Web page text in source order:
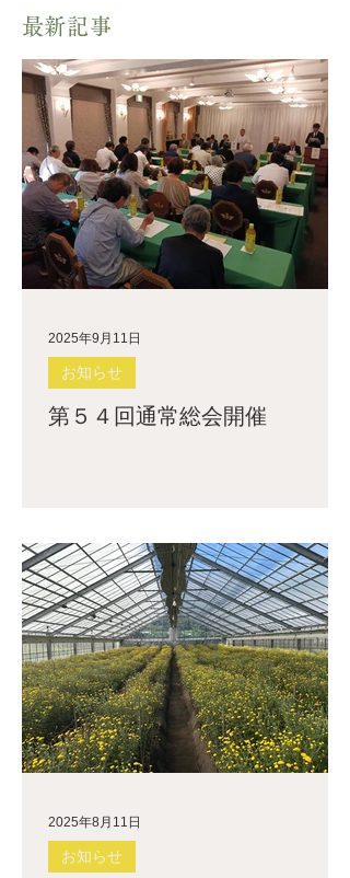
​最新記事
第５４回通常総会開催
お知らせ
2025年9月11日
お知らせ
2025年8月11日